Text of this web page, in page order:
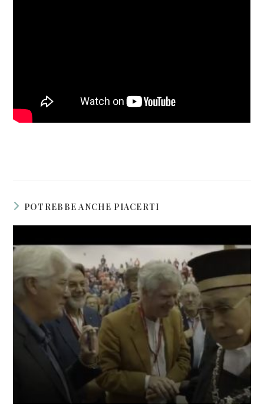
POTREBBE ANCHE PIACERTI